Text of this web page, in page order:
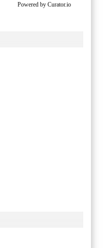
Powered by Curator.io